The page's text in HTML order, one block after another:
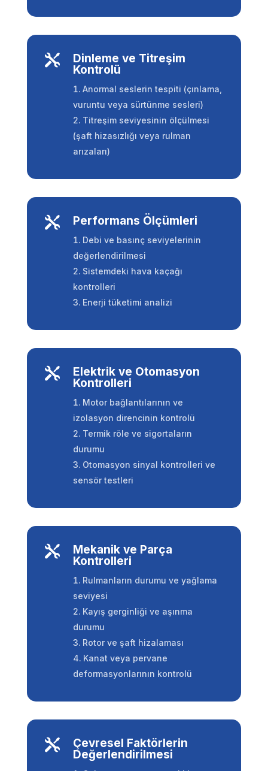

Dinleme ve Titreşim
Kontrolü
Anormal seslerin tespiti (çınlama,
vuruntu veya sürtünme sesleri)
Titreşim seviyesinin ölçülmesi
(şaft hizasızlığı veya rulman
arızaları)
 Performans Ölçümleri
Debi ve basınç seviyelerinin
değerlendirilmesi
Sistemdeki hava kaçağı
kontrolleri
Enerji tüketimi analizi

Elektrik ve Otomasyon
Kontrolleri
Motor bağlantılarının ve
izolasyon direncinin kontrolü
Termik röle ve sigortaların
durumu
Otomasyon sinyal kontrolleri ve
sensör testleri

Mekanik ve Parça
Kontrolleri
Rulmanların durumu ve yağlama
seviyesi
Kayış gerginliği ve aşınma
durumu
Rotor ve şaft hizalaması
Kanat veya pervane
deformasyonlarının kontrolü

Çevresel Faktörlerin
Değerlendirilmesi